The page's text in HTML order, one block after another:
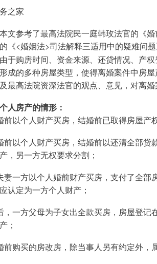
之家
文参考了最高法院民一庭韩玫法官的《
《<婚姻法>司法解释三适用中的疑难问
于购房时间、资金来源、还贷情况、产
成的多种房屋类型，使得离婚案件中房
最高法院资深法官的观点、意见，对离
人房产的情形：
前以个人财产买房，结婚前已取得房屋产
前以个人财产买房，结婚前以还清全部
，另一方无权要求分割；
妻一方以个人婚前财产买房，支付了全
认定为一方个人财产；
，一方父母为子女出全款买房，房屋登
；
前购买的房改房，除当事人另有约定外，